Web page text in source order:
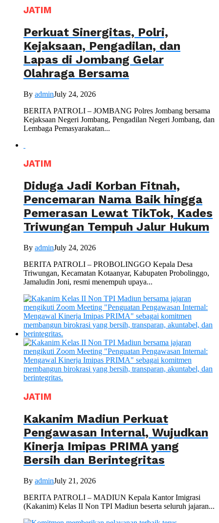
JATIM
Perkuat Sinergitas, Polri,
Kejaksaan, Pengadilan, dan
Lapas di Jombang Gelar
Olahraga Bersama
By adminJuly 24, 2026
BERITA PATROLI – JOMBANG Polres Jombang bersama
Kejaksaan Negeri Jombang, Pengadilan Negeri Jombang, dan
Lembaga Pemasyarakatan...
JATIM
Diduga Jadi Korban Fitnah,
Pencemaran Nama Baik hingga
Pemerasan Lewat TikTok, Kades
Triwungan Tempuh Jalur Hukum
By adminJuly 24, 2026
BERITA PATROLI – PROBOLINGGO Kepala Desa
Triwungan, Kecamatan Kotaanyar, Kabupaten Probolinggo,
Jamaludin Joni, resmi menempuh upaya...
JATIM
Kakanim Madiun Perkuat
Pengawasan Internal, Wujudkan
Kinerja Imipas PRIMA yang
Bersih dan Berintegritas
By adminJuly 21, 2026
BERITA PATROLI – MADIUN Kepala Kantor Imigrasi
(Kakanim) Kelas II Non TPI Madiun beserta seluruh jajaran...